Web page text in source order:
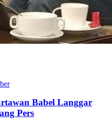
Babel Langgar
Pers